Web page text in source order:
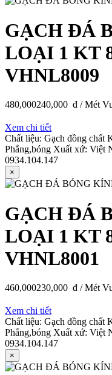
GẠCH ĐÁ
LOẠI 1 KT
VHNL8009
480,000240,000 đ / Mét
Xem chi tiết
Chất liệu: Gạch đồng chất
Phẳng,bóng Xuất xứ: Việt
0934.104.147
×
GẠCH ĐÁ
LOẠI 1 KT
VHNL8001
460,000230,000 đ / Mét
Xem chi tiết
Chất liệu: Gạch đồng chất
Phẳng,bóng Xuất xứ: Việt
0934.104.147
×